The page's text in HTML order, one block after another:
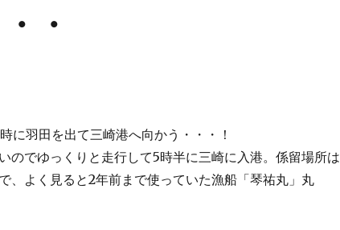
・
に羽田を出て三崎港へ向かう・・・！
のでゆっくりと走行して5時半に三崎に入港。係留場所は
、よく見ると2年前まで使っていた漁船「琴祐丸」丸